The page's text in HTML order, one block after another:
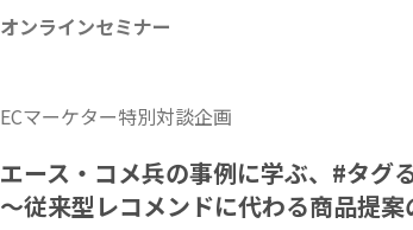
オンラインセミナー
ECマーケター特別対談企画
エース・コメ兵の事例に学ぶ、#タグ
〜従来型レコメンドに代わる商品提